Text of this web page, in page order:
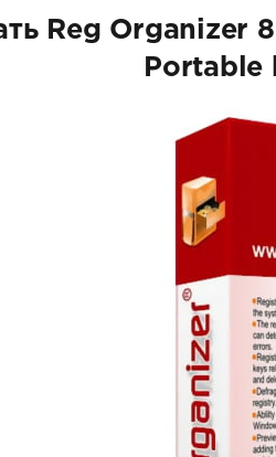
Reg Organizer
Portable